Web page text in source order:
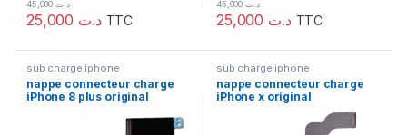
د.ت
د.ت45,000
TTC د.ت
د.ت45,000
TTC
sub charge iphone
nappe connecteur charge
iPhone 8 plus original
sub charge iphone
nappe connecteur charge
iPhone x original